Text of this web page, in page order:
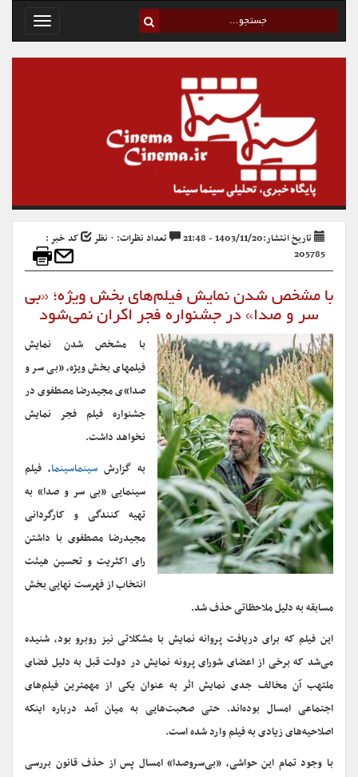
Toggle
تاریخ انتشار:1403/11/20 - 21:48 تعداد نظرات: ۰ نظر
کد خبر :
205785
با مشخص شدن نمایش فیلم‌های بخش ویژه؛ «بی
سر و صدا» در جشنواره فجر اکران نمی‌شود
با مشخص شدن نمایش
فیلمهای بخش ویژه، «بی سر و
صدا»ی مجیدرضا مصطفوی در
جشنواره فیلم فجر نمایش
نخواهد داشت.
به گزارش سینماسینما، فیلم
سینمایی «بی سر و صدا» به
تهیه کنندگی و کارگردانی
مجیدرضا مصطفوی با داشتن
رای اکثریت و تحسین هیئت
انتخاب از فهرست نهایی بخش
مسابقه به دلیل ملاحظاتی حذف شد.
این فیلم که برای دریافت پروانه نمایش با مشکلاتی نیز روبرو بود، شنیده
می‌شد که برخی از اعضای شورای پرونه نمایش در دولت قبل به دلیل فضای
ملتهب آن مخالف جدی نمایش اثر به عنوان یکی از مهمترین فیلم‌های
اجتماعی امسال بوده‌اند. حتی صحبت‌هایی به میان آمد درباره اینکه
اصلاحیه‌های زیادی به فیلم وارد شده است.
با وجود تمام این حواشی، «بی‌سروصدا» امسال پس از حذف قانون بررسی